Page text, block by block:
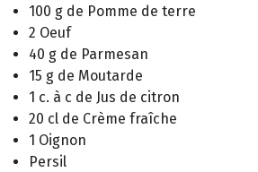
100 g de Pomme de terre
2 Oeuf
40 g de Parmesan
15 g de Moutarde
1 c. à c de Jus de citron
20 cl de Crème fraîche
1 Oignon
Persil